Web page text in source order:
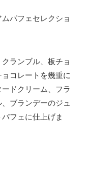
パフェセレクショ
ランブル、板チョ
コレートを幾重に
ドクリーム、フラ
ブランデーのジュ
フェに仕上げま